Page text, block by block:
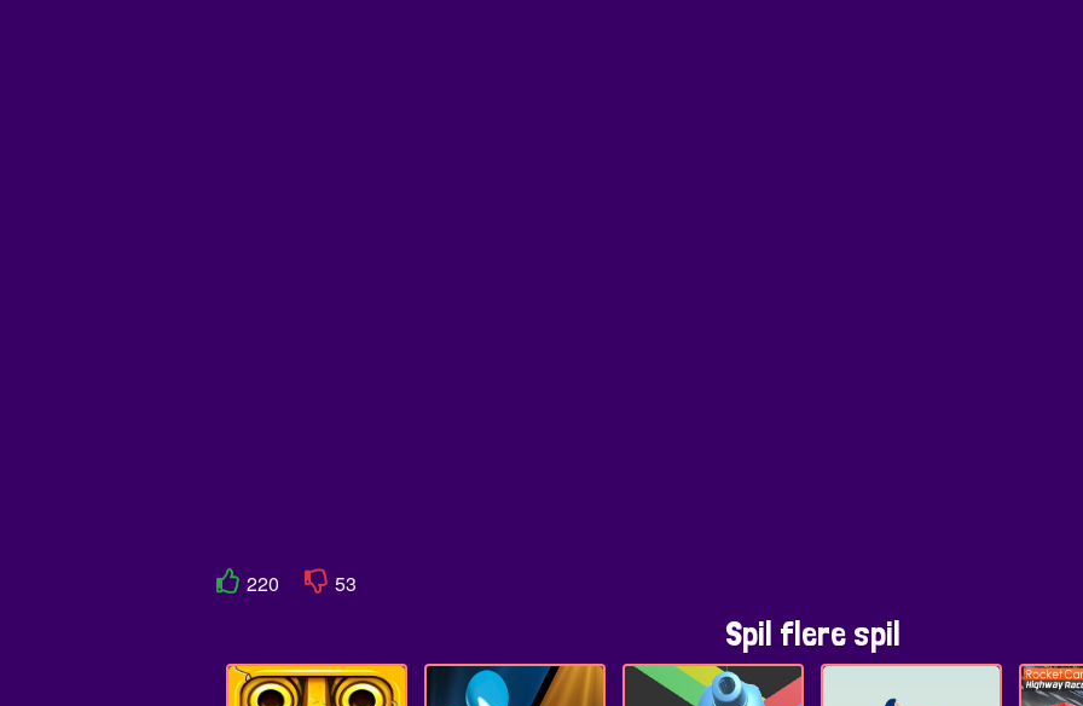
220 53
Spil flere spil